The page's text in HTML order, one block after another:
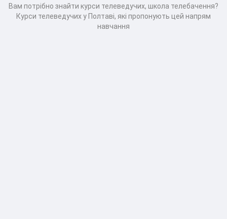
Вам потрібно знайти курси телеведучих, школа телебачення?
Курси телеведучих у Полтаві, які пропонують цей напрям
навчання